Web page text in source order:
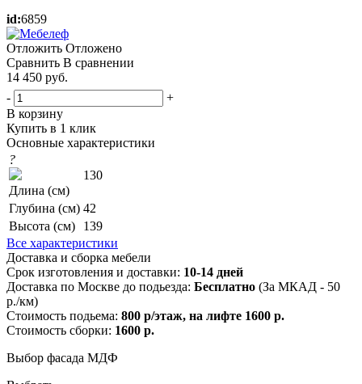
id:6859
Отложить Отложено
Сравнить В сравнении
14 450 руб.
-
+
В корзину
Купить в 1 клик
Основные характеристики
?
Длина (см)
130
Глубина (см) 42
Высота (см)
139
Все характеристики
Доставка и сборка мебели
Срок изготовления и доставки: 10-14 дней
Доставка по Москве до подьезда: Бесплатно (За МКАД - 50
р./км)
Стоимость подьема: 800 р/этаж, на лифте 1600 р.
Стоимость сборки: 1600 р.
Выбор фасада МДФ